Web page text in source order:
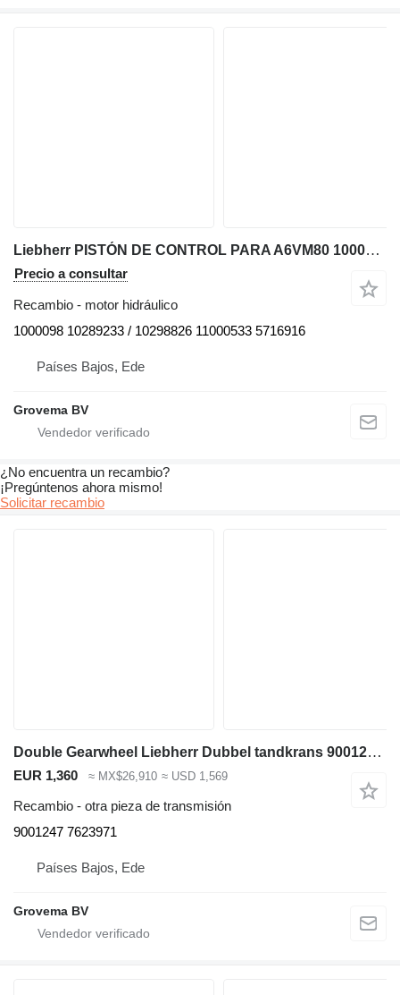
Liebherr PISTÓN DE CONTROL PARA A6VM80 1000098 motor hidráulico para Liebherr L544 / L550 / L554 / L556 cargadora de ruedas
Precio a consultar
Recambio - motor hidráulico
1000098 10289233 / 10298826 11000533 5716916
Países Bajos, Ede
Grovema BV
¿No encuentra un recambio?
¡Pregúntenos ahora mismo!
Solicitar recambio
Double Gearwheel Liebherr Dubbel tandkrans 9001247 para Liebherr L544/L550/L554/L556/L564/L566/L574/L576/L580/L584/L586 cargadora de ruedas
EUR 1,360 ≈ MX$26,910 ≈ USD 1,569
Recambio - otra pieza de transmisión
9001247 7623971
Países Bajos, Ede
Grovema BV